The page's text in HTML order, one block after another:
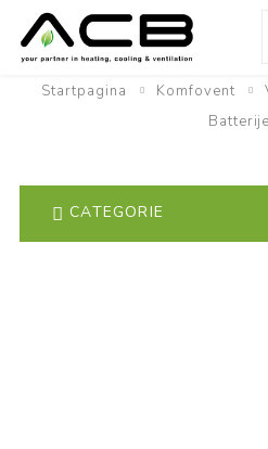
Startpagina Komfovent
CATEGORIE